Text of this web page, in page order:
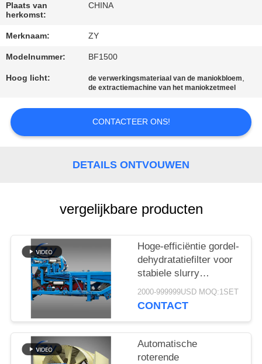
NIEUWS
VERZOEK
OM EEN
CITAAT
SITEMAP
Plaats van
herkomst:
CHINA
Merknaam: ZY
Modelnummer: BF1500
Hoog licht: de verwerkingsmateriaal van de maniokbloem,
de extractiemachine van het maniokzetmeel
CONTACTEER ONS!
DETAILS ONTVOUWEN
vergelijkbare producten
Hoge-efficiëntie gordel-
dehydratatiefilter voor
stabiele slurry
ontwatering in cassava
zetmeel verwerking
2000-999999USD MOQ:1SET
CONTACT
Automatische
roterende